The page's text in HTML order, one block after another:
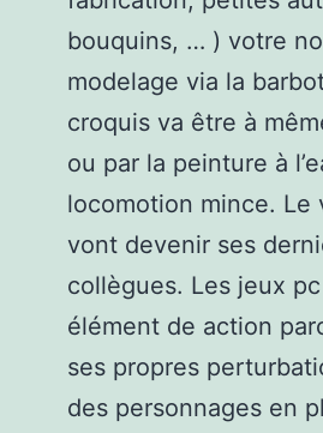
bouquins, … ) votre
modelage via la
croquis va être à
ou par la peinture à
locomotion mince.
vont devenir ses
collègues. Les jeux
élément de action
ses propres
des personnages en